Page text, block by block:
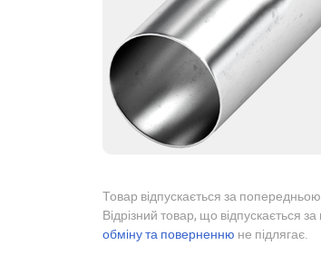
Товар відпускається за
Відрізний товар, що відпускається
обміну та поверненню не підлягає.